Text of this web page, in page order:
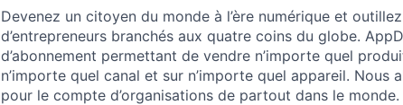
Devenez un citoyen du monde à l’ère numérique et
d’entrepreneurs branchés aux quatre coins du globe.
d’abonnement permettant de vendre n’importe quel
n’importe quel canal et sur n’importe quel appareil. Nous
pour le compte d’organisations de partout dans le